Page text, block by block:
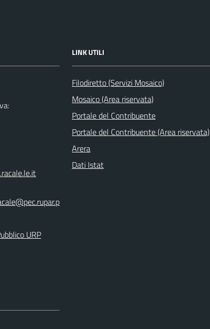
URP
LINK UTILI
Filodiretto (Servizi Mosaico)
Mosaico (Area riservata)
Portale del Contribuente
Portale del Contribuente (Area riservata)
Arera
Dati Istat